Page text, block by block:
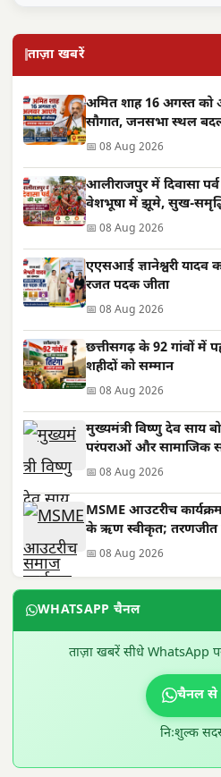
ताज़ा खबरें
अमित शाह 16 अगस्त
सौगात, जनसभा स्थल
📅 08 Aug 2026
आलीराजपुर में दिवासा
वेशभूषा में झूमे, सुख-
📅 08 Aug 2026
एएसआई ज्ञानेश्वरी यादव
रजत पदक जीता
📅 08 Aug 2026
छत्तीसगढ़ के 92 गांवों में
शहीदों को सम्मान
📅 08 Aug 2026
मुख्यमंत्री विष्णु देव साय
परंपराओं और सामाजिक
📅 08 Aug 2026
MSME आउटरीच
के ऋण स्वीकृत; तरणजीत
📅 08 Aug 2026
WHATSAPP चैनल
ताज़ा खबरें सीधे WhatsApp
चैनल से
निःशुल्क